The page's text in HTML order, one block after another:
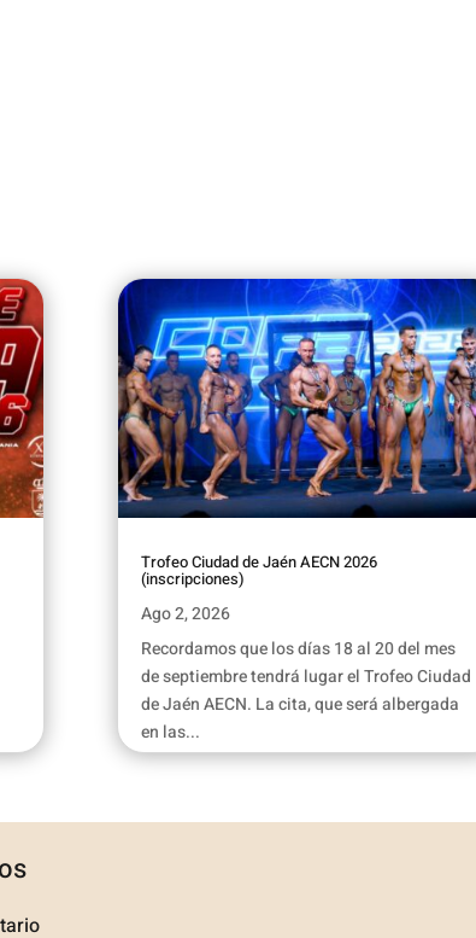
Trofeo Ciudad de Jaén AECN 2026
(inscripciones)
Ago 2, 2026
Recordamos que los días 18 al 20 del mes
de septiembre tendrá lugar el Trofeo Ciudad
de Jaén AECN. La cita, que será albergada
en las...